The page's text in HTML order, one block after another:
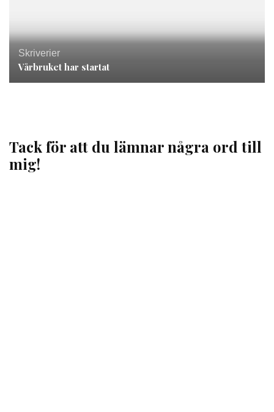
Skriverier
Vårbruket har startat
Tack för att du lämnar några ord till
mig!